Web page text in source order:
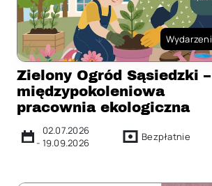
Zielony Ogród Sąsiedzki –
międzypokoleniowa
pracownia ekologiczna
02.07.2026
- 19.09.2026 Bezpłatnie